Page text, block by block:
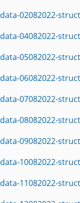
data-02082022-
data-04082022-
data-05082022-
data-06082022-
data-07082022-
data-08082022-
data-09082022-
data-10082022-
data-11082022-